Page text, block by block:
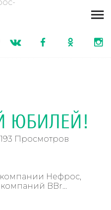
ЮБИЛЕЙ!
Просмотров
компании Нефрос,
BBr...